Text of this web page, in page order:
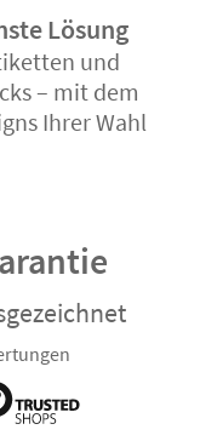
Lösung
und
– mit dem
Ihrer Wahl